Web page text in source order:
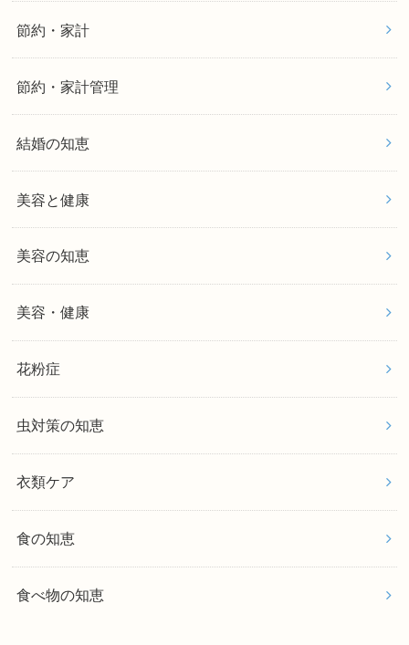
節約・家計
節約・家計管理
結婚の知恵
美容と健康
美容の知恵
美容・健康
花粉症
虫対策の知恵
衣類ケア
食の知恵
食べ物の知恵